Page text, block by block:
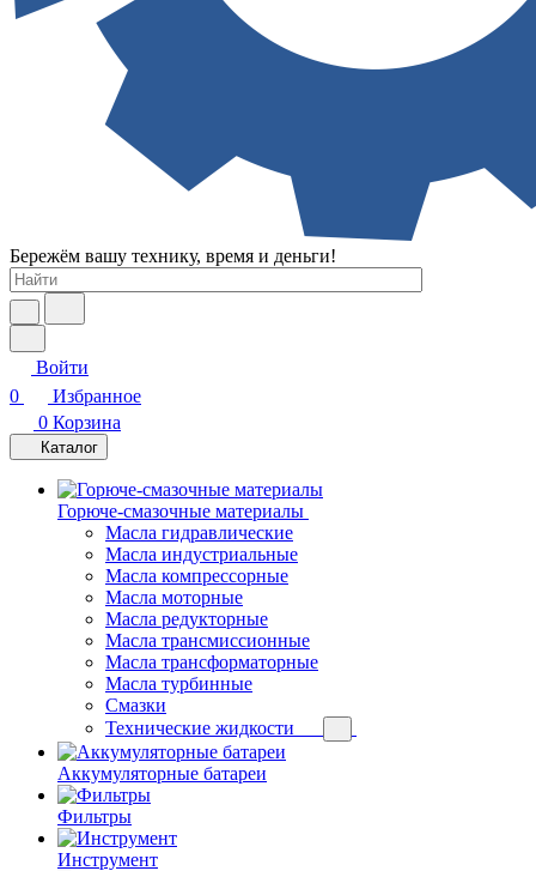
Бережём вашу технику, время и деньги!
Войти
0
Избранное
0 Корзина
Каталог
Горюче-смазочные материалы
Масла гидравлические
Масла индустриальные
Масла компрессорные
Масла моторные
Масла редукторные
Масла трансмиссионные
Масла трансформаторные
Масла турбинные
Смазки
Технические жидкости
Аккумуляторные батареи
Фильтры
Инструмент